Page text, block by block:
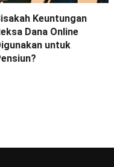
Keuntungan
Dana Online
untuk